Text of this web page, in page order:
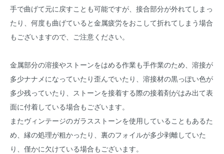
手で曲げて元に戻すことも可能ですが、接合部分が外れてしまっ
たり、何度も曲げていると金属疲労をおこして折れてしまう場合
もございますので、ご注意ください。
金属部分の溶接やストーンをはめる作業も手作業のため、溶接が
多少ナナメになっていたり歪んでいたり、溶接材の黒っぽい色が
多少残っていたり、ストーンを接着する際の接着剤がはみ出て表
面に付着している場合もございます。
またヴィンテージのガラスストーンを使用していることもあるた
め、縁の処理が粗かったり、裏のフォイルが多少剥離していた
り、僅かに欠けている場合もございます。